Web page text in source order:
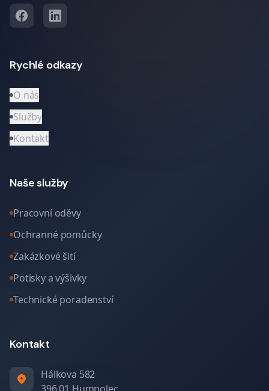
Rychlé odkazy
O nás
Služby
Kontakt
Naše služby
Pracovní oděvy
Ochranné pomůcky
Zakázkové šití
Potisky a výšivky
Technické poradenství
Kontakt
Hálkova 582